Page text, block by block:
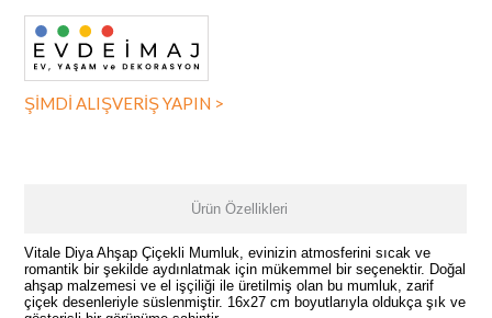
ŞİMDİ ALIŞVERİŞ YAPIN >
Ürün Özellikleri
Vitale Diya Ahşap Çiçekli Mumluk, evinizin atmosferini sıcak ve
romantik bir şekilde aydınlatmak için mükemmel bir seçenektir. Doğal
ahşap malzemesi ve el işçiliği ile üretilmiş olan bu mumluk, zarif
çiçek desenleriyle süslenmiştir. 16x27 cm boyutlarıyla oldukça şık ve